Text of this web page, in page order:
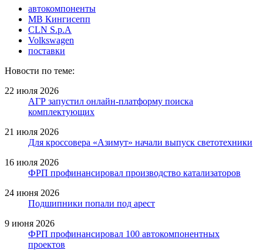
автокомпоненты
МВ Кингисепп
CLN S.p.A
Volkswagen
поставки
Новости по теме:
22 июля 2026
АГР запустил онлайн-платформу поиска
комплектующих
21 июля 2026
Для кроссовера «Азимут» начали выпуск светотехники
16 июля 2026
ФРП профинансировал производство катализаторов
24 июня 2026
Подшипники попали под арест
9 июня 2026
ФРП профинансировал 100 автокомпонентных
проектов